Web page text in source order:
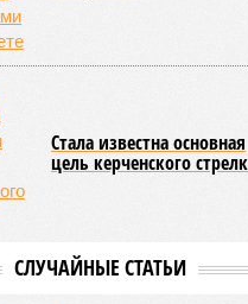
Стала известна основная
цель керченского
СЛУЧАЙНЫЕ СТАТЬИ